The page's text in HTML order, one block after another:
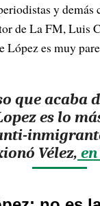
y demás
de La FM, Luis
López es muy
que acaba
es lo
Vélez,